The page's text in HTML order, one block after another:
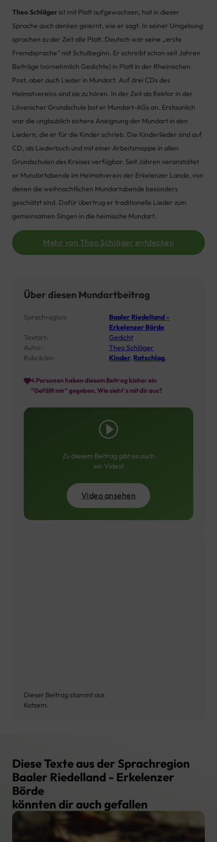
Theo Schlägerist mit Platt aufgewachsen, hat in dieser
Sprache auch denken gelernt, wie er sagt. In seiner Umgebung
sprachen zu der Zeitalle Platt. Deutsch war seine „erste
Fremdsprache“ mit Schulbeginn. Er schreibt schon seit Jahren
Beiträge (vornehmlich Gedichte) in Platt in der Rheinischen
Post, aber auch Lieder in Mundart. Auf drei CDs des
Heimatvereins sind sie zu hören. In der Zeit als Rektor in der
Lövenicher Grundschule bot er Mundart-AGs an. Erstaunlich
war die unglaublich sichere Aneignung der Mundart in den
Liedern, die er für die Kinder schrieb. Die Kinderlieder sind auf
CD, als Liederbuch und mit einer Arbeitsmappe in allen
Grundschulen des Kreises verfügbar. Seit Jahren veranstaltet
er Mundartabende im Heimatverein der Erkelenzer Lande, von
denen die weihnachtlichen Mundartabende besonders
geschätzt sind. Dafür übertrug er traditionelle Lieder zum
gemeinsamen Singen in die heimische Mundart.
Mehr von Theo Schläger entdecken
Über diesen Mundartbeitrag
Sprachregion:
Baaler Riedelland -
Erkelenzer Börde
Textart:
Gedicht
Autor:
Theo Schläger
Rubrik/en:
Kinder, Ratschlag,
4Personen haben diesem Beitrag bisher ein
"Gefällt mir" gegeben. Wie sieht´s mit dir aus?
Zu diesem Beitrag gibt es auch
ein Video!
Video ansehen
Dieser Beitrag stammt aus
Katzem.
Diese Texte aus der Sprachregion
Baaler Riedelland - Erkelenzer
Börde
könnten dir auch gefallen